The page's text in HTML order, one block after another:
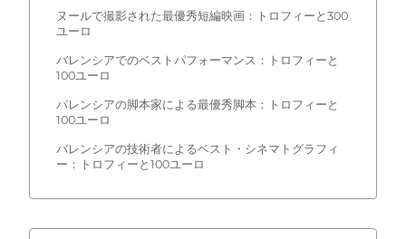
ヌールで撮影された最優秀短編映画：トロフィーと300
ユーロ
バレンシアでのベストパフォーマンス：トロフィーと
100ユーロ
バレンシアの脚本家による最優秀脚本：トロフィーと
100ユーロ
バレンシアの技術者によるベスト・シネマトグラフィ
ー：トロフィーと100ユーロ